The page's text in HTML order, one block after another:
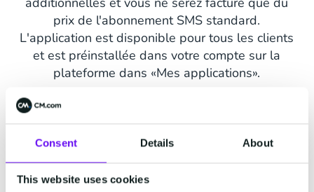
Consent Details About
This website uses cookies
prix de l'abonnement SMS standard.
L'application est disponible pour tous les clients
et est préinstallée dans votre compte sur la
plateforme dans «Mes applications».